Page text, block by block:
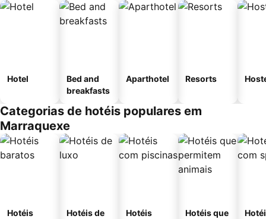
Hotel
Bed and
breakfasts
Aparthotel Resorts
Categorias de hotéis populares em
Marraquexe
Hotéis
Hotéis de
Hotéis
Hotéis que